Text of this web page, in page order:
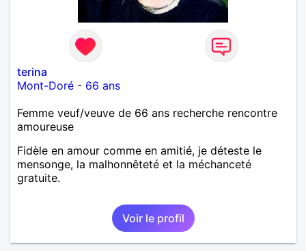
terina
Mont-Doré - 66 ans
Femme veuf/veuve de 66 ans recherche rencontre
amoureuse
Fidèle en amour comme en amitié, je déteste le
mensonge, la malhonnêteté et la méchanceté
gratuite.
Voir le profil